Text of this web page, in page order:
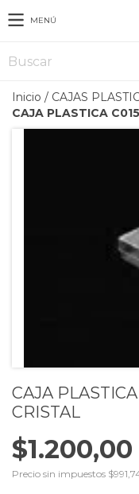
MENÚ
Inicio / CAJAS
CAJA PLASTICA
CAJA
CRISTAL
$1.200,00
Precio sin impuestos